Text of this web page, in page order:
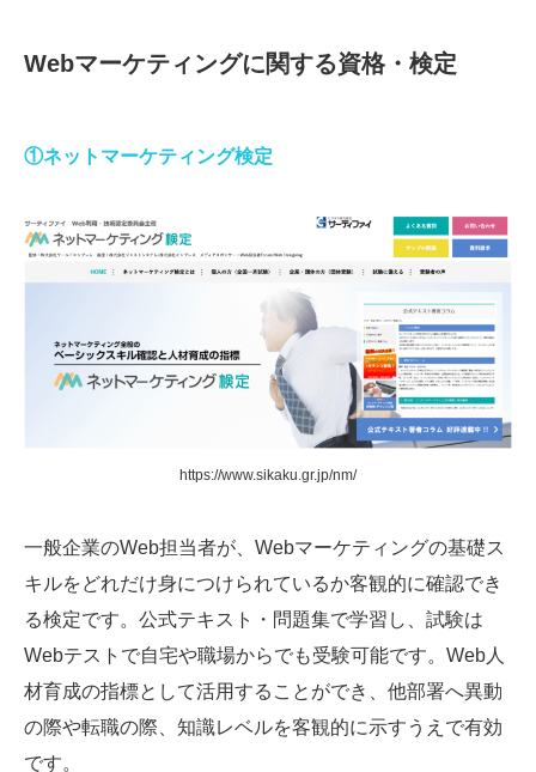
Webマーケティングに関する資格・検定
①ネットマーケティング検定
https://www.sikaku.gr.jp/nm/
一般企業のWeb担当者が、Webマーケティングの基礎ス
キルをどれだけ身につけられているか客観的に確認でき
る検定です。公式テキスト・問題集で学習し、試験は
Webテストで自宅や職場からでも受験可能です。Web人
材育成の指標として活用することができ、他部署へ異動
の際や転職の際、知識レベルを客観的に示すうえで有効
です。